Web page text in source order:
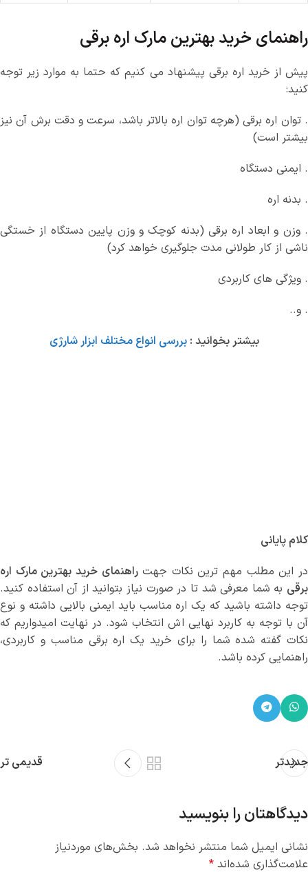
راهنمای خرید بهترین مارک اره برقی
پیش از خرید اره برقی پیشنهاد می کنیم که حتما به موارد زیر توجه
کنید:
. توان اره برقی (هرچه توان اره بالاتر باشد، سرعت و دقت برش آن نیز
بیشتر است)
. ایمنی دستگاه
. بدنه اره
. وزن و ابعاد اره برقی (بدنه کوچک و وزن پایین دستگاه از خستگی
ناشی از کار طولانی مدت جلوگیری خواهد کرد)
. ویژگی های کاربردی
. و..
بیشتر بخوانید :بررسی انواع مختلف ابزار شارژی
کلام پایانی
در این مطلب مهم ترین نکات جهتراهنمای خرید بهترین مارک اره
برقی به شما معرفی شد تا در صورت نیاز بتوانید از آن استفاده کنید.
توجه داشته باشید که یک اره مناسب باید ایمنی بالایی داشته و نوع
آن با توجه به کاربرد نهایی اش انتخاب شود. در نهایت امیدواریم که
نکات گفته شده شما را برای خرید یک اره برقی مناسب و کاربردی،
راهنمایی کرده باشد.
جدیدتر قدیمی تر
دیدگاهتان را بنویسید
نشانی ایمیل شما منتشر نخواهد شد. بخش‌های موردنیاز
علامت‌گذاری شده‌اند *